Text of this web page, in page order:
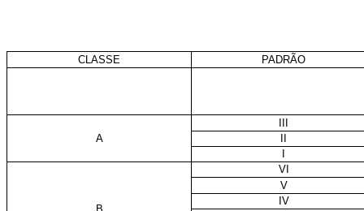
CLASSE PADRÃO
A
VI
V
IV